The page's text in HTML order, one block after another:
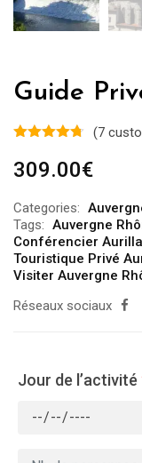
Guide
(7
309.00€
Categories:
Tags: Auvergne
Conférencier
Touristique Privé
Visiter Auvergne
Réseaux sociaux
Jour de l’activité